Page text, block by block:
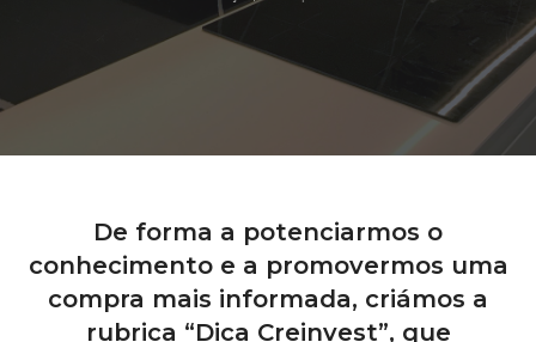
De forma a potenciarmos o
conhecimento e a promovermos uma
compra mais informada, criámos a
rubrica “Dica Creinvest”, que